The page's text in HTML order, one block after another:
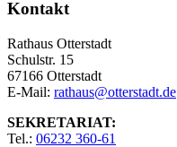
Kontakt
Rathaus Otterstadt
Schulstr. 15
67166 Otterstadt
E-Mail: rathaus@otterstadt.de
SEKRETARIAT:
Tel.: 06232 360-61